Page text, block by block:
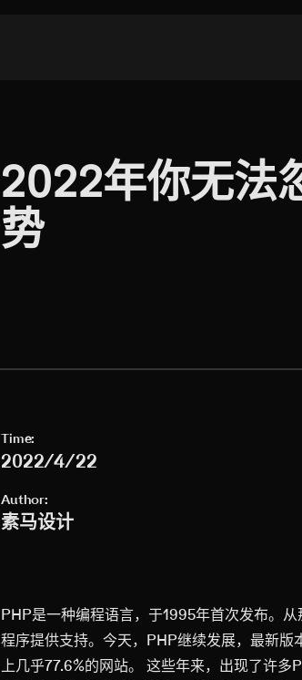
2022年你无法
势
Time:
2022/4/22
Author:
素马设计
PHP是一种编程语言，于1995年首次发布。
程序提供支持。今天，PHP继续发展，最新
上几乎77.6%的网站。 这些年来，出现了许